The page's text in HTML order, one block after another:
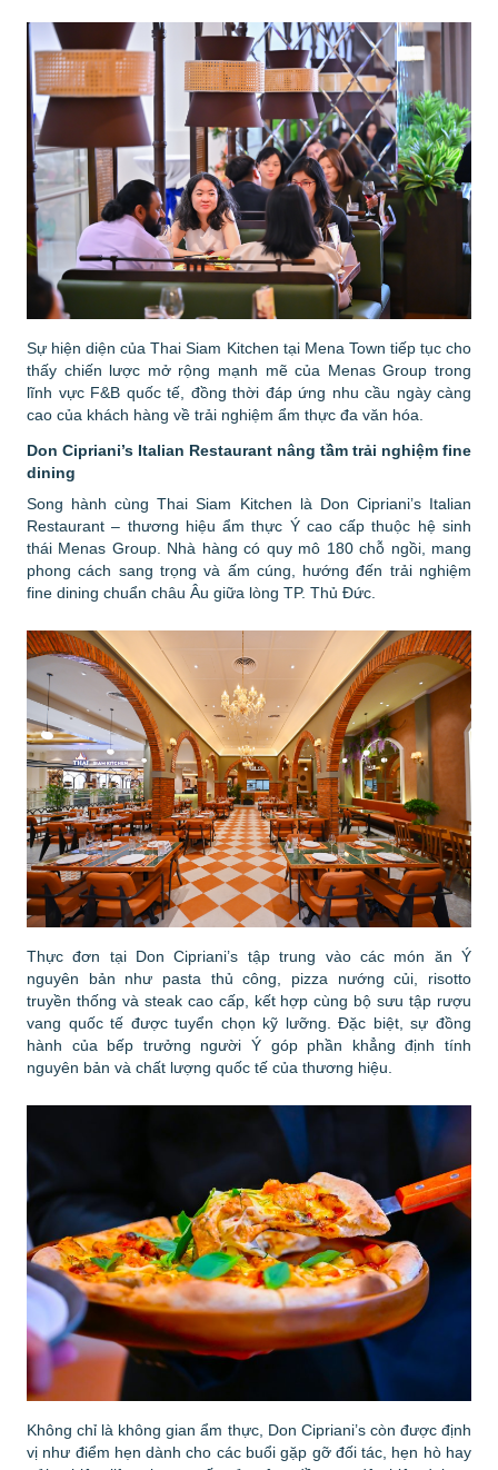
Sự hiện diện của Thai Siam Kitchen tại Mena Town tiếp tục cho
thấy chiến lược mở rộng mạnh mẽ của Menas Group trong
lĩnh vực F&B quốc tế, đồng thời đáp ứng nhu cầu ngày càng
cao của khách hàng về trải nghiệm ẩm thực đa văn hóa.
Don Cipriani’s Italian Restaurant nâng tầm trải nghiệm fine
dining
Song hành cùng Thai Siam Kitchen là Don Cipriani’s Italian
Restaurant – thương hiệu ẩm thực Ý cao cấp thuộc hệ sinh
thái Menas Group. Nhà hàng có quy mô 180 chỗ ngồi, mang
phong cách sang trọng và ấm cúng, hướng đến trải nghiệm
fine dining chuẩn châu Âu giữa lòng TP. Thủ Đức.
Thực đơn tại Don Cipriani’s tập trung vào các món ăn Ý
nguyên bản như pasta thủ công, pizza nướng củi, risotto
truyền thống và steak cao cấp, kết hợp cùng bộ sưu tập rượu
vang quốc tế được tuyển chọn kỹ lưỡng. Đặc biệt, sự đồng
hành của bếp trưởng người Ý góp phần khẳng định tính
nguyên bản và chất lượng quốc tế của thương hiệu.
Không chỉ là không gian ẩm thực, Don Cipriani’s còn được định
vị như điểm hẹn dành cho các buổi gặp gỡ đối tác, hẹn hò hay